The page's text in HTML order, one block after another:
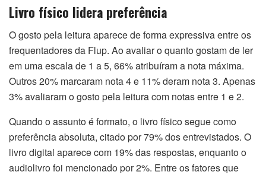
Livro físico lidera preferência
O gosto pela leitura aparece de forma expressiva entre os
frequentadores da Flup. Ao avaliar o quanto gostam de ler
em uma escala de 1 a 5, 66% atribuíram a nota máxima.
Outros 20% marcaram nota 4 e 11% deram nota 3. Apenas
3% avaliaram o gosto pela leitura com notas entre 1 e 2.
Quando o assunto é formato, o livro físico segue como
preferência absoluta, citado por 79% dos entrevistados. O
livro digital aparece com 19% das respostas, enquanto o
audiolivro foi mencionado por 2%. Entre os fatores que